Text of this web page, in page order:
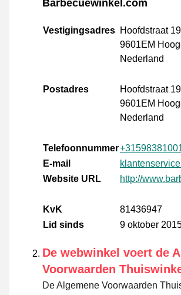
Barbecuewinkel.com
Vestigingsadres Hoofdstraat
9601EM
Nederland
Postadres
Hoofdstraat
9601EM
Nederland
Telefoonnummer
E-mail
Website URL
http://
KvK
81436947
Lid sinds
9 oktober
De webwinkel voert de
Voorwaarden
De Algemene Voorwaarden